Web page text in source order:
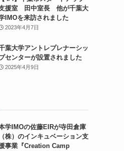
援室 田中室長 他が千葉大
IMOを来訪されました
2023年4月7日
葉大学アントレプレナーシッ
センターが設置されました
2025年4月9日
学IMOの佐藤EIRが寺田倉庫
（株）のインキュベーション支
事業『Creation Camp